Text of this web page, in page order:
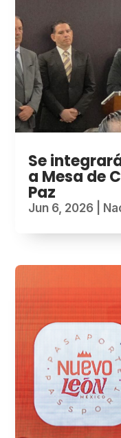
Se
a Mesa de
Paz
Jun 6, 2026